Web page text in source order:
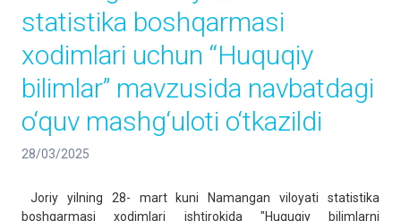
statistika boshqarmasi
xodimlari uchun “Huquqiy
bilimlar” mavzusida navbatdagi
o‘quv mashg‘uloti o‘tkazildi
28/03/2025
Joriy yilning 28- mart kuni Namangan viloyati statistika
boshqarmasi xodimlari ishtirokida "Huquqiy bilimlarni